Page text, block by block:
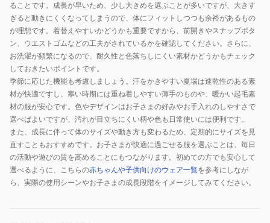
ることです。成長が早いため、少し大きめを選ぶことが多いですが、大きす
ぎると動きにくくなってしまうので、体にフィットしつつも余裕があるもの
が理想です。着替えやすいかどうかも重要ですから、前開きやスナップボタ
ン、ウエストゴムなどの工夫がされているかを確認してください。さらに、
お洗濯が頻繁になるので、耐久性と色落ちしにくい素材かどうかもチェック
しておきたいポイントです。
季節に応じた機能も考慮しましょう。汗をかきやすい夏場は速乾性のある素
材が快適ですし、寒い時期には重ね着しやすい薄手のものや、暖かい起毛素
材の服が安心です。色やデザインはお子さまの好みやお手入れのしやすさで
選べばよいですが、汚れが目立ちにくい柄や色も日常使いには便利です。
また、成長に伴って体のサイズや動き方も変わるため、定期的にサイズを見
直すこともおすすめです。お子さまが快適に過ごせる服を選ぶことは、毎日
の活動や遊びの質を高めることにもつながります。初めての方でも安心して
選べるように、こちらの赤ちゃんや子供向けのウェア一覧を参考にしなが
ら、実際の使用シーンやお子さまの成長段階をイメージしてみてください。